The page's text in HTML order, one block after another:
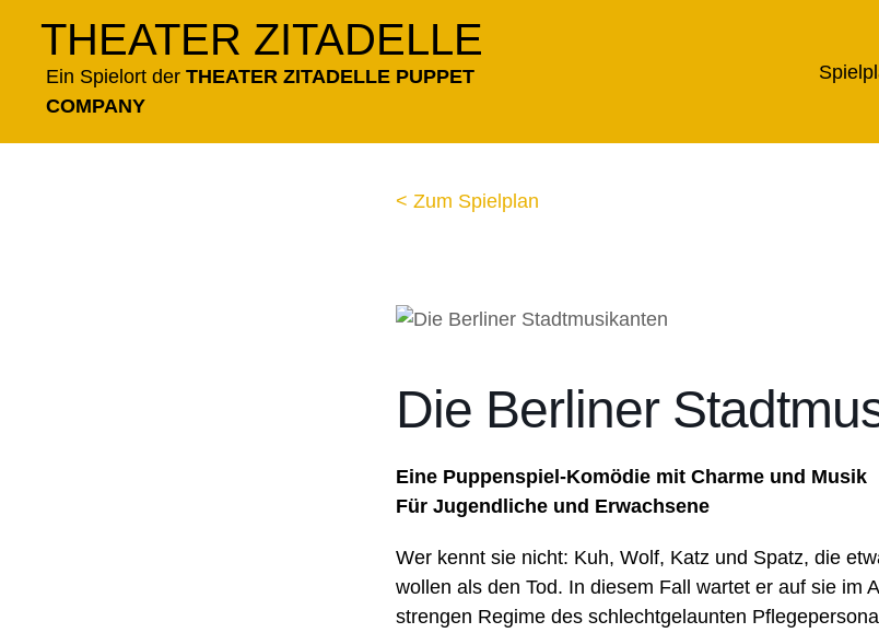
springen
THEATER ZITADELLE
Ein Spielort der THEATER ZITADELLE PUPPET
COMPANY
< Zum Spielplan
Die Berliner
Eine Puppenspiel-Komödie mit Charme und Musik
Für Jugendliche und Erwachsene
Wer kennt sie nicht: Kuh, Wolf, Katz und Spatz, die
wollen als den Tod. In diesem Fall wartet er auf sie im
strengen Regime des schlechtgelaunten